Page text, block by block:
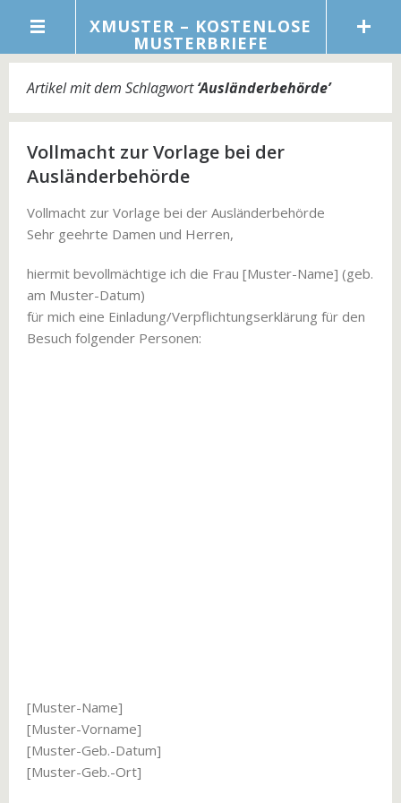
XMUSTER – KOSTENLOSE
MUSTERBRIEFE
Artikel mit dem Schlagwort‘Ausländerbehörde’
Vollmacht zur Vorlage bei der
Ausländerbehörde
Vollmacht zur Vorlage bei der Ausländerbehörde
Sehr geehrte Damen und Herren,
hiermit bevollmächtige ich die Frau [Muster-Name] (geb.
am Muster-Datum)
für mich eine Einladung/Verpflichtungserklärung für den
Besuch folgender Personen:
[Muster-Name]
[Muster-Vorname]
[Muster-Geb.-Datum]
[Muster-Geb.-Ort]